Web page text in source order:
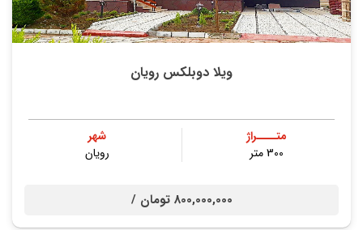
ویلا دوبلکس رویان
متــــراژ
300 متر
شهر
رویان
800,000,000 تومان /